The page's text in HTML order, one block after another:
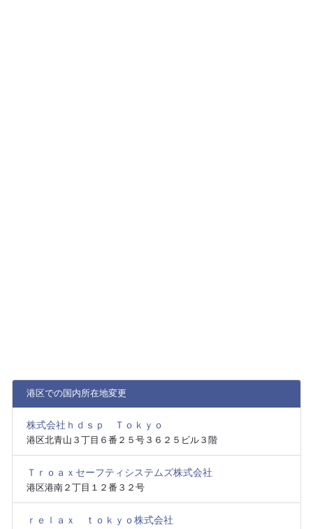
港区での国内所在地変更
株式会社ｈｄｓｐ Ｔｏｋｙｏ
港区北青山３丁目６番２５号３６２５ビル３階
Ｔｒｏａｘセーフティシステムズ株式会社
港区港南２丁目１２番３２号
ｒｅｌａｘ ｔｏｋｙｏ株式会社